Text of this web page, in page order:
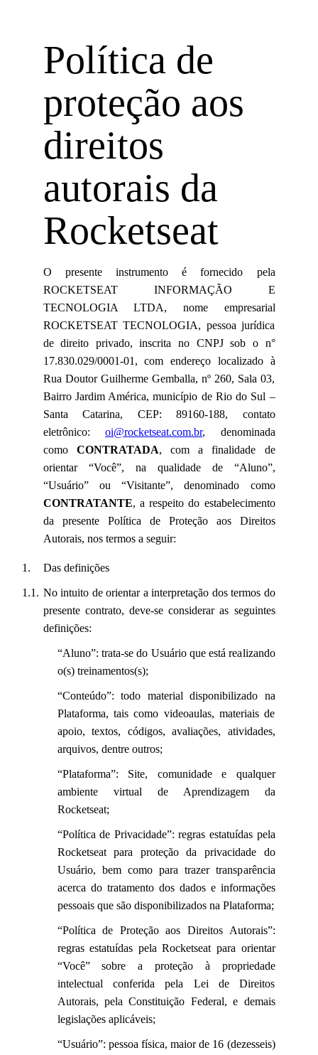
Política de
proteção aos
direitos
autorais da
Rocketseat
O presente instrumento é fornecido pela
ROCKETSEAT INFORMAÇÃO E
TECNOLOGIA LTDA, nome empresarial
ROCKETSEAT TECNOLOGIA, pessoa jurídica
de direito privado, inscrita no CNPJ sob o n°
17.830.029/0001-01, com endereço localizado à
Rua Doutor Guilherme Gemballa, nº 260, Sala 03,
Bairro Jardim América, município de Rio do Sul –
Santa Catarina, CEP: 89160-188, contato
eletrônico:
oi@rocketseat.com.br, denominada
como CONTRATADA, com a finalidade de
orientar “Você”, na qualidade de “Aluno”,
“Usuário” ou “Visitante”, denominado como
CONTRATANTE, a respeito do estabelecimento
da presente Política de Proteção aos Direitos
Autorais, nos termos a seguir:
Das definições
No intuito de orientar a interpretação dos termos do
presente contrato, deve-se considerar as seguintes
definições:
“Aluno”: trata-se do Usuário que está realizando
o(s) treinamentos(s);
“Conteúdo”: todo material disponibilizado na
Plataforma, tais como videoaulas, materiais de
apoio, textos, códigos, avaliações, atividades,
arquivos, dentre outros;
“Plataforma”: Site, comunidade e qualquer
ambiente virtual de Aprendizagem da
Rocketseat;
“Política de Privacidade”: regras estatuídas pela
Rocketseat para proteção da privacidade do
Usuário, bem como para trazer transparência
acerca do tratamento dos dados e informações
pessoais que são disponibilizados na Plataforma;
“Política de Proteção aos Direitos Autorais”:
regras estatuídas pela Rocketseat para orientar
“Você” sobre a proteção à propriedade
intelectual conferida pela Lei de Direitos
Autorais, pela Constituição Federal, e demais
legislações aplicáveis;
“Usuário”: pessoa física, maior de 16 (dezesseis)